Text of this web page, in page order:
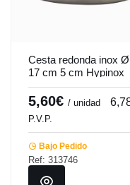
Cesta redonda inox Ø
17 cm 5 cm Hypinox
Pro.mundi
5,60€ / unidad
P.V.P.
Bajo Pedido
Ref: 313746